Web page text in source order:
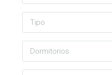
Tipo
Dormitorios